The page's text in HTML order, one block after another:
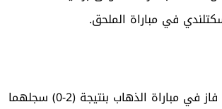
في مباراة الملحق.
ويستضيف إنتر الإيطالي نظيره فيينورد الهولندي على استاد سان سيرو بعدما فاز في مباراة الذهاب بنتيجة (2-0) سجلهما